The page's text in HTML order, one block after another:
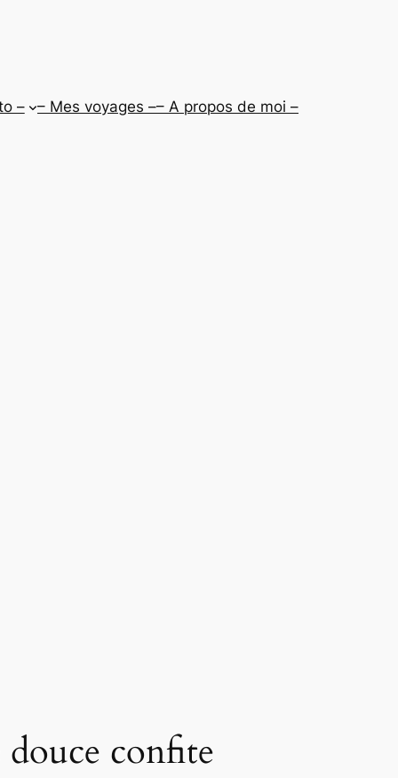
– – Mes voyages –– A propos de moi –
douce confite